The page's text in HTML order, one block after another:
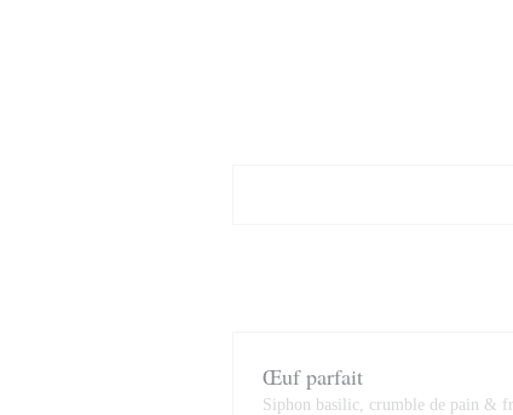
Œuf parfait
Siphon basilic, crumble de pain &